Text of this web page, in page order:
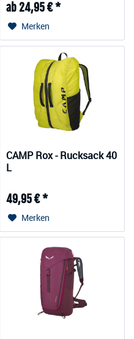
ab 24,95 € *
Merken
CAMP Rox - Rucksack 40
L
49,95 € *
Merken